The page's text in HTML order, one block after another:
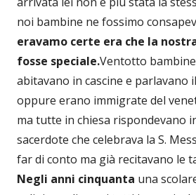
noi bambine ne fossimo
eravamo certe era che la
fosse speciale.Ventotto
abitavano in cascine e parlavano
oppure erano immigrate del
ma tutte in chiesa rispondevano
sacerdote che celebrava la S.
far di conto ma già recitavano le
Negli anni cinquanta una